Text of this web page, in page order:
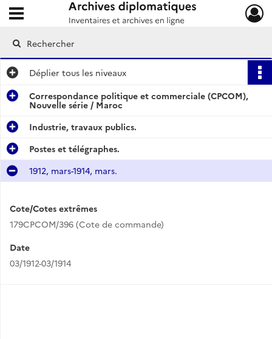
Archives diplomatiques
Ouvrir le menu déroulant
Déplier tous les niveaux
Correspondance politique et commerciale (CPCOM),
Nouvelle série / Maroc
Industrie, travaux publics.
Postes et télégraphes.
1912, mars-1914, mars.
Cote/Cotes extrêmes
179CPCOM/396 (Cote de commande)
Date
03/1912-03/1914